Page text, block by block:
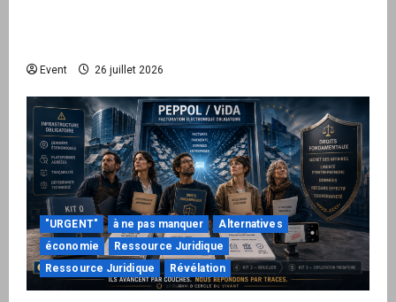
Event 26 juillet 2026
"URGENT" à ne pas manquer
Alternatives
économie
Ressource Juridique
Ressource Juridique
Révélation